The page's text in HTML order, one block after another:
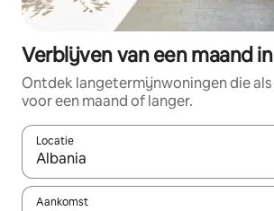
Verblijven van een maand
Ontdek langetermijnwoningen die
voor een maand of langer.
Locatie
Wanneer er resultaten beschikbaar
Aankomst